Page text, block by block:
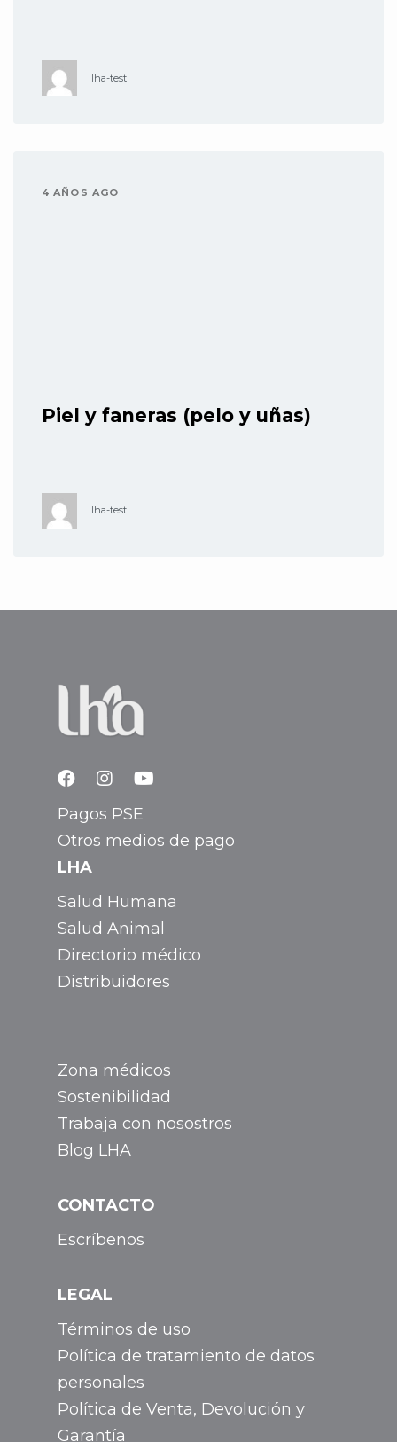
lha-test
4 AÑOS AGO
Piel y faneras (pelo y uñas)
lha-test
Pagos PSE
Otros medios de pago
LHA
Salud Humana
Salud Animal
Directorio médico
Distribuidores
Zona médicos
Sostenibilidad
Trabaja con nosostros
Blog LHA
CONTACTO
Escríbenos
LEGAL
Términos de uso
Política de tratamiento de datos
personales
Política de Venta, Devolución y
Garantía